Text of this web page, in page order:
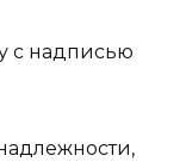
с надписью